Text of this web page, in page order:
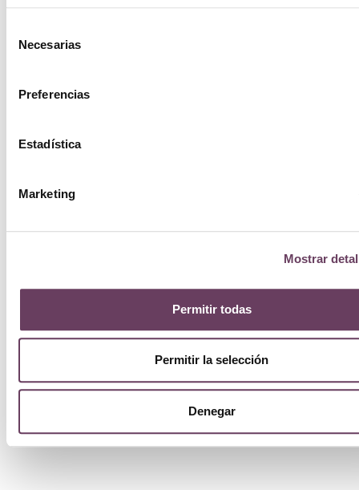
Necesarias
Preferencias
Estadística
Marketing
Mostrar
Permitir todas
Permitir la selección
Denegar